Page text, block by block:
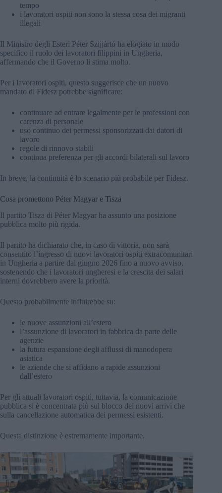
tempo
i lavoratori ospiti non sono la stessa cosa dei migranti
illegali
Il Ministro degli Esteri Péter Szijjártó ha elogiato in modo
specifico il ruolo dei lavoratori filippini in Ungheria,
affermando che il Governo li stima molto.
Per i lavoratori ospiti, questo suggerisce che un nuovo
mandato di Fidesz potrebbe significare:
continuare ad entrare legalmente per le professioni con
carenza di personale
uso continuo dei permessi sponsorizzati dai datori di
lavoro
regole di rinnovo stabili
continua preferenza per gli accordi bilaterali sul lavoro
In breve, la continuità è lo scenario più probabile per Fidesz.
Cosa promettono Péter Magyar e Tisza
Il partito Tisza di Péter Magyar ha assunto una posizione
pubblica molto più rigida.
Il partito ha dichiarato che, in caso di vittoria, non sarà
consentito l’ingresso di nuovi lavoratori ospiti extracomunitari
in Ungheria a partire dal giugno 2026 fino a nuovo avviso,
sostenendo che i lavoratori ungheresi e la crescita dei salari
interni dovrebbero avere la priorità.
Questo probabilmente influirebbe su:
le nuove assunzioni all’estero
l’assunzione di lavoratori in fabbrica da parte delle
agenzie
la futura espansione degli afflussi di manodopera
asiatica
le aziende che si affidano a rapide assunzioni
dall’estero
Per gli attuali lavoratori ospiti, tuttavia, la comunicazione
pubblica si è concentrata più sul blocco dei nuovi arrivi che
sulla cancellazione automatica dei permessi esistenti.
Questa distinzione è estremamente importante.